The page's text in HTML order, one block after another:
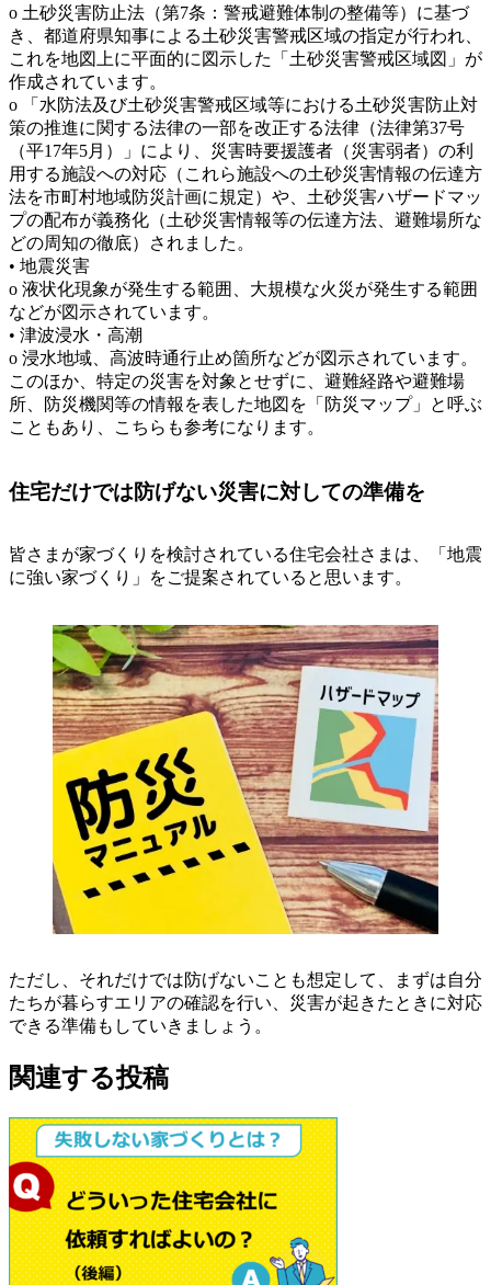
o 土砂災害防止法（第7条：警戒避難体制の整備等）に基づ
き、都道府県知事による土砂災害警戒区域の指定が行われ、
これを地図上に平面的に図示した「土砂災害警戒区域図」が
作成されています。
o 「水防法及び土砂災害警戒区域等における土砂災害防止対
策の推進に関する法律の一部を改正する法律（法律第37号
（平17年5月）」により、災害時要援護者（災害弱者）の利
用する施設への対応（これら施設への土砂災害情報の伝達方
法を市町村地域防災計画に規定）や、土砂災害ハザードマッ
プの配布が義務化（土砂災害情報等の伝達方法、避難場所な
どの周知の徹底）されました。
• 地震災害
o 液状化現象が発生する範囲、大規模な火災が発生する範囲
などが図示されています。
• 津波浸水・高潮
o 浸水地域、高波時通行止め箇所などが図示されています。
このほか、特定の災害を対象とせずに、避難経路や避難場
所、防災機関等の情報を表した地図を「防災マップ」と呼ぶ
こともあり、こちらも参考になります。
住宅だけでは防げない災害に対しての準備を
皆さまが家づくりを検討されている住宅会社さまは、「地震
に強い家づくり」をご提案されていると思います。
ただし、それだけでは防げないことも想定して、まずは自分
たちが暮らすエリアの確認を行い、災害が起きたときに対応
できる準備もしていきましょう。
関連する投稿